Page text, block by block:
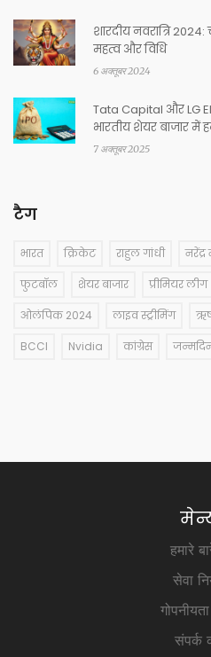
शारदीय नवरात्रि
महत्व और विधि
6 अक्तूबर 2024
Tata Capital और LG
भारतीय शेयर बाजार में
7 अक्तूबर 2025
टैग
भारत क्रिकेट राहुल गांधी नरेंद्र
फुटबॉल शेयर बाजार प्रीमियर लीग
ओलंपिक 2024 लाइव स्ट्रीमिंग
BCCI Nvidia कांग्रेस
हमारे
सेवा
संपर्क